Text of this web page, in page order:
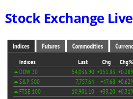
Stock Exchange Live